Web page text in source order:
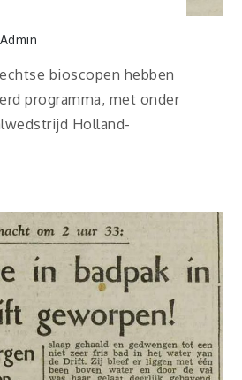
Admin
bioscopen hebben
programma, met onder
Holland-